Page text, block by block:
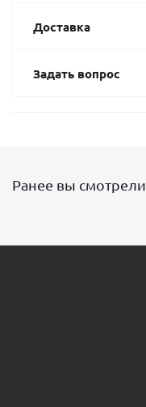
Доставка
Задать вопрос
Ранее вы смотрели